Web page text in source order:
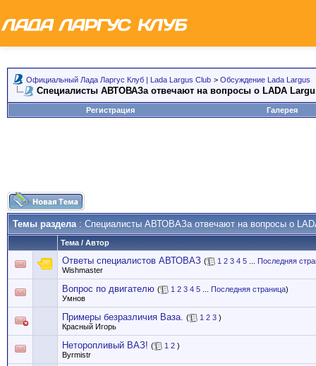
Официальный Лада Ларгус Клуб | Lada Largus Club > Обсуждение Lada Largus
Специалисты АВТОВАЗа отвечают на вопросы о LADA
Регистрация Галерея
Темы раздела: Специалисты АВТОВАЗа отвечают на вопросы о
Тема / Автор
Ответы специалистов АВТОВАЗ ( 1 2 3 4 5
Последняя
Wishmaster
Вопрос по двигателю ( 1 2 3 4 5 Последняя страница)
Умнов
Примеры безразличия Ваза. ( 1 2 3 )
Красный Игорь
Неторопливый ВАЗ! ( 1 2 )
Byrmistr